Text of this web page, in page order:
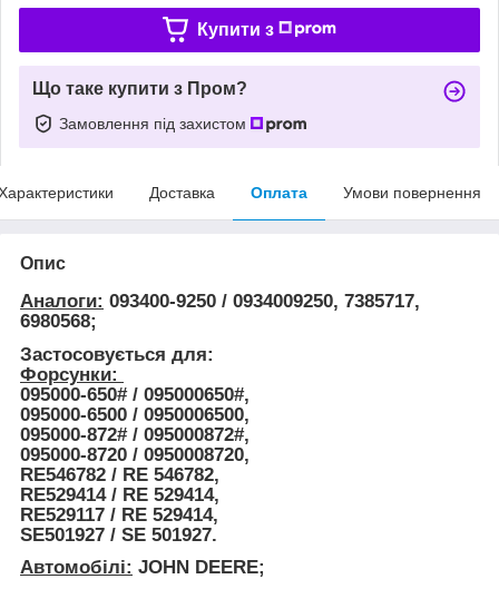
Купити з
Що таке купити з Пром?
Замовлення під захистом
Доставка Оплата Умови повернення
Опис
Аналоги: 093400-9250 / 0934009250, 7385717,
6980568;
Застосовується для:
Форсунки:
095000-650# / 095000650#,
095000-6500 / 0950006500,
095000-872# / 095000872#,
095000-8720 / 0950008720,
RE546782 / RE 546782,
RE529414 / RE 529414,
RE529117 / RE 529414,
SE501927 / SE 501927.
Автомобілі: JOHN DEERE;